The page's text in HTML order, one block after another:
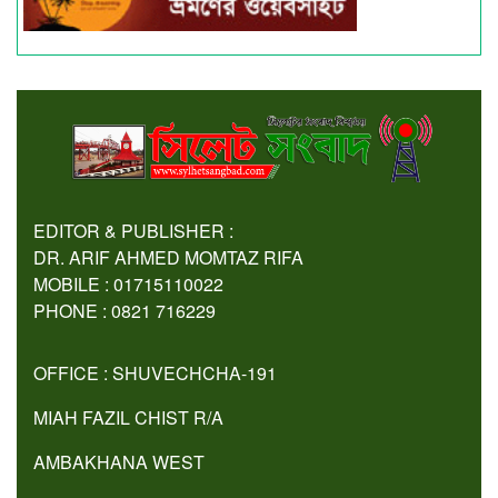
EDITOR & PUBLISHER :
DR. ARIF AHMED MOMTAZ RIFA
MOBILE : 01715110022
PHONE : 0821 716229
OFFICE : SHUVECHCHA-191
MIAH FAZIL CHIST R/A
AMBAKHANA WEST